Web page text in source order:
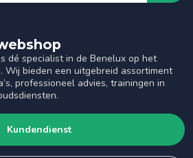
dé specialist in de Benelux op het
Wij bieden een uitgebreid assortiment
professioneel advies, trainingen in
Kundendienst